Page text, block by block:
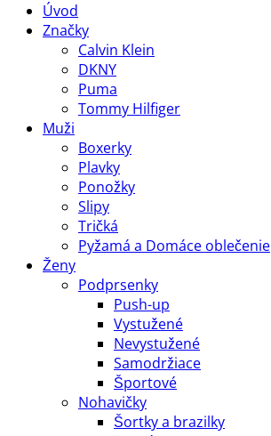
Úvod
Značky
Calvin Klein
DKNY
Puma
Tommy Hilfiger
Muži
Boxerky
Plavky
Ponožky
Slipy
Tričká
Pyžamá a Domáce oblečenie
Ženy
Podprsenky
Push-up
Vystužené
Nevystužené
Samodržiace
Športové
Nohavičky
Šortky a brazilky